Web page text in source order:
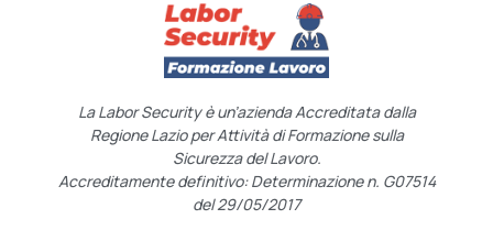
La Labor Security è un’azienda Accreditata dalla
Regione Lazio per Attività di Formazione sulla
Sicurezza del Lavoro.
Accreditamente definitivo: Determinazione n. G07514
del 29/05/2017